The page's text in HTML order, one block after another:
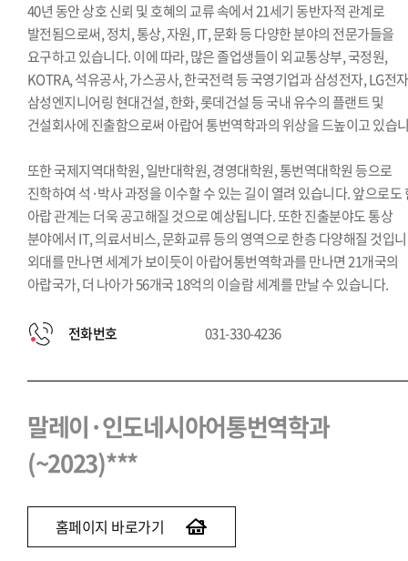
40년 동안 상호 신뢰 및 호혜의 교류 속에서 21세기 동반자적 관계로
발전됨으로써, 정치, 통상, 자원, IT, 문화 등 다양한 분야의 전문가들을
요구하고 있습니다. 이에 따라, 많은 졸업생들이 외교통상부, 국정원,
KOTRA, 석유공사, 가스공사, 한국전력 등 국영기업과 삼성전자, LG전
삼성엔지니어링 현대건설, 한화, 롯데건설 등 국내 유수의 플랜트 및
건설회사에 진출함으로써 아랍어 통번역학과의 위상을 드높이고 있습
또한 국제지역대학원, 일반대학원, 경영대학원, 통번역대학원 등으로
진학하여 석·박사 과정을 이수할 수 있는 길이 열려 있습니다. 앞으로도
아랍 관계는 더욱 공고해질 것으로 예상됩니다. 또한 진출분야도 통상
분야에서 IT, 의료서비스, 문화교류 등의 영역으로 한층 다양해질 것입
외대를 만나면 세계가 보이듯이 아랍어통번역학과를 만나면 21개국의
아랍국가, 더 나아가 56개국 18억의 이슬람 세계를 만날 수 있습니다.
전화번호 031-330-4236
말레이·인도네시아어통번역학과
(~2023)***
홈페이지 바로가기